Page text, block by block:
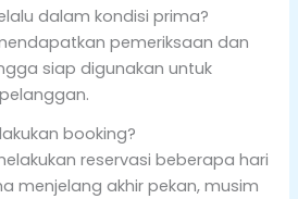
dalam kondisi prima?
pemeriksaan dan
siap digunakan untuk
booking?
reservasi beberapa hari
menjelang akhir pekan, musim